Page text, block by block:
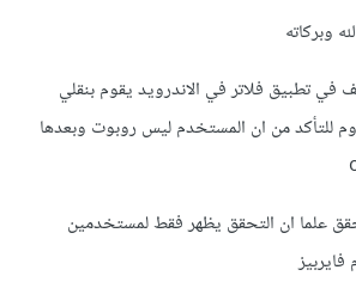
وبركاته
في تطبيق فلاتر في الاندرويد يقوم بنقلي
للتأكد من ان المستخدم ليس روبوت وبعدها
علما ان التحقق يظهر فقط لمستخدمين